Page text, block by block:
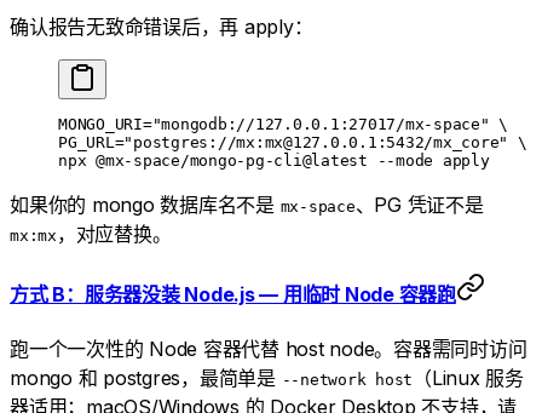
确认报告无致命错误后，再 apply：
MONGO_URI="mongodb://127.0.0.1:27017/mx-space" \
PG_URL="postgres://mx:mx@127.0.0.1:5432/mx_core"
\
npx @mx-space/mongo-pg-cli@latest --mode apply
如果你的 mongo 数据库名不是 mx-space、PG 凭证不是
mx:mx ，对应替换。
方式 B：服务器没装 Node.js — 用临时 Node 容器跑
跑一个一次性的 Node 容器代替 host node。容器需同时访问
mongo 和 postgres，最简单是 --network host
（Linux 服务
器适用；macOS/Windows 的 Docker Desktop 不支持，请